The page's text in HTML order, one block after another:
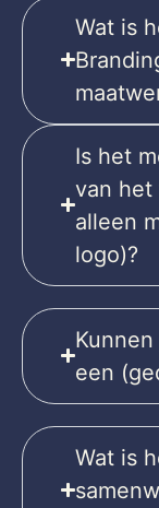
Wat is
Is het
van het
alleen
logo)?
een
Wat is